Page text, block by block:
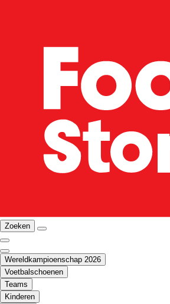
Zoeken
Wereldkampioenschap 2026
Voetbalschoenen
Teams
Kinderen